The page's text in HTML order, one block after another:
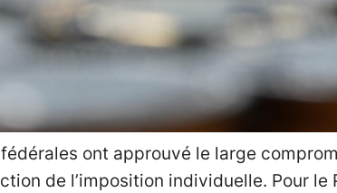
ont approuvé le large
de l’imposition individuelle. Pour le